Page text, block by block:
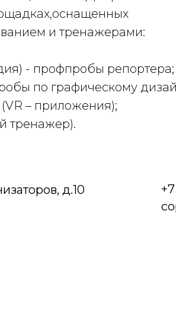
и тренажерами:
- профпробы репортера;
по графическому
– приложения);
тренажер).
д.10